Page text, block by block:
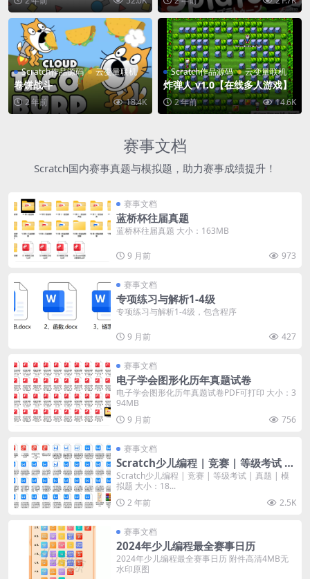
Scratch作品源码 云变量联机
卷饼战斗
2 年前 18.4K
Scratch作品源码 云变量联机
炸弹人 v1.0【在线多人游戏】
2 年前 14.6K
赛事文档
Scratch国内赛事真题与模拟题，助力赛事成绩提升！
赛事文档
蓝桥杯往届真题
蓝桥杯往届真题 大小：163MB
9 月前 973
赛事文档
专项练习与解析1-4级
专项练习与解析1-4级，包含程序
9 月前 427
赛事文档
电子学会图形化历年真题试卷
电子学会图形化历年真题试卷PDF可打印 大小：3
94MB
9 月前
756
赛事文档
Scratch少儿编程 | 竞赛 | 等级考试 |
真题 | 模拟题
Scratch少儿编程 | 竞赛 | 等级考试 | 真题 | 模
拟题 大小：18...
2 年前
2.5K
赛事文档
2024年少儿编程最全赛事日历
2024年少儿编程最全赛事日历 附件高清4MB无
水印原图